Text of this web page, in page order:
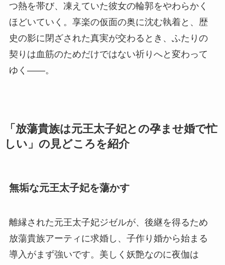
つ熱を帯び、凍えていた彼女の輪郭をやわらかく
ほどいていく。享楽の仮面の奥に沈む執着と、歴
史の影に閉ざされた真実が交わるとき、ふたりの
契りは血筋のためだけではない祈りへと変わって
ゆく――。
「放蕩貴族は元王太子妃との孕ませ婚で忙
しい」の見どころを紹介
無垢な元王太子妃を蕩かす
離縁された元王太子妃ジゼルが、後継を得るため
放蕩貴族アーティに求婚し、子作り婚から始まる
導入がまず強いです。美しく妖艶なのに夜伽は